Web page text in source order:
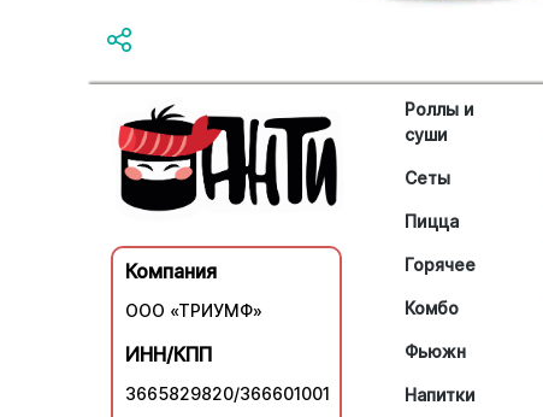
Компания
ООО «ТРИУМФ»
ИНН/КПП
3665829820/366601001
Роллы и
суши
Сеты
Пицца
Горячее
Комбо
Фьюжн
Напитки